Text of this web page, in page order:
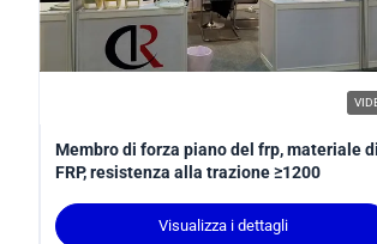
Membro di forza piano del frp, materiale di
FRP, resistenza alla trazione ≥1200
Visualizza i dettagli